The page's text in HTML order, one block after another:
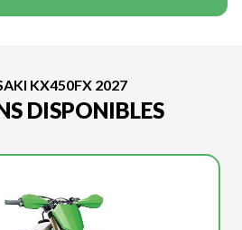
KX450FX 2027
DISPONIBLES